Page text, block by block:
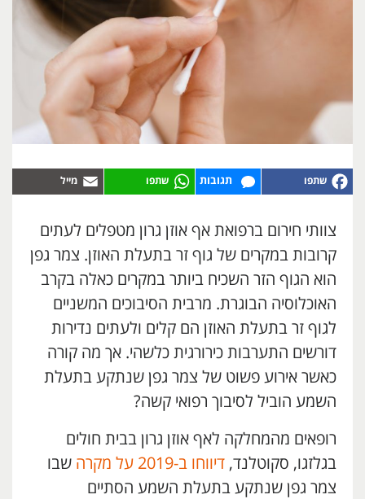
תגובות
צוותי חירום ברפואת אף אוזן גרון מטפלים לעתים
קרובות במקרים של גוף זר בתעלת האוזן. צמר גפן
הוא הגוף הזר השכיח ביותר במקרים כאלה בקרב
האוכלוסיה הבוגרת. מרבית הסיבוכים המשניים
לגוף זר בתעלת האוזן הם קלים ולעתים נדירות
דורשים התערבות כירורגית כלשהי. אך מה קורה
כאשר אירוע פשוט של צמר גפן שנתקע בתעלת
השמע הוביל לסיבוך רפואי קשה?
רופאים מהמחלקה לאף אוזן גרון בבית חולים
בגלזגו, סקוטלנד, דיווחו ב-2019 על מקרה
שבו
צמר גפן שנתקע בתעלת השמע הסתיים